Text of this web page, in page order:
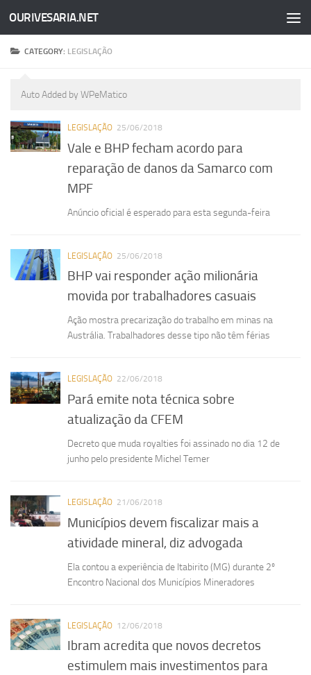
Skip to content
OURIVESARIA.NET
CATEGORY: LEGISLAÇÃO
Auto Added by WPeMatico
LEGISLAÇÃO 25/06/2018
Vale e BHP fecham acordo para
reparação de danos da Samarco com
MPF
Anúncio oficial é esperado para esta segunda-feira
LEGISLAÇÃO 25/06/2018
BHP vai responder ação milionária
movida por trabalhadores casuais
Ação mostra precarização do trabalho em minas na
Austrália. Trabalhadores desse tipo não têm férias
LEGISLAÇÃO 22/06/2018
Pará emite nota técnica sobre
atualização da CFEM
Decreto que muda royalties foi assinado no dia 12 de
junho pelo presidente Michel Temer
LEGISLAÇÃO 21/06/2018
Municípios devem fiscalizar mais a
atividade mineral, diz advogada
Ela contou a experiência de Itabirito (MG) durante 2º
Encontro Nacional dos Municípios Mineradores
LEGISLAÇÃO 12/06/2018
Ibram acredita que novos decretos
estimulem mais investimentos para